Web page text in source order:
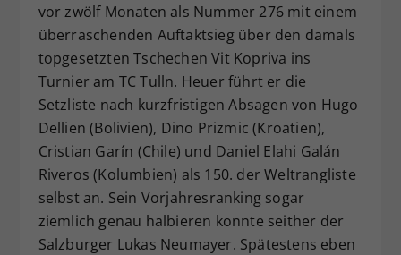
vor zwölf Monaten als Nummer 276 mit einem
überraschenden Auftaktsieg über den damals
topgesetzten Tschechen Vit Kopriva ins
Turnier am TC Tulln. Heuer führt er die
Setzliste nach kurzfristigen Absagen von Hugo
Dellien (Bolivien), Dino Prizmic (Kroatien),
Cristian Garín (Chile) und Daniel Elahi Galán
Riveros (Kolumbien) als 150. der Weltrangliste
selbst an. Sein Vorjahresranking sogar
ziemlich genau halbieren konnte seither der
Salzburger Lukas Neumayer. Spätestens eben